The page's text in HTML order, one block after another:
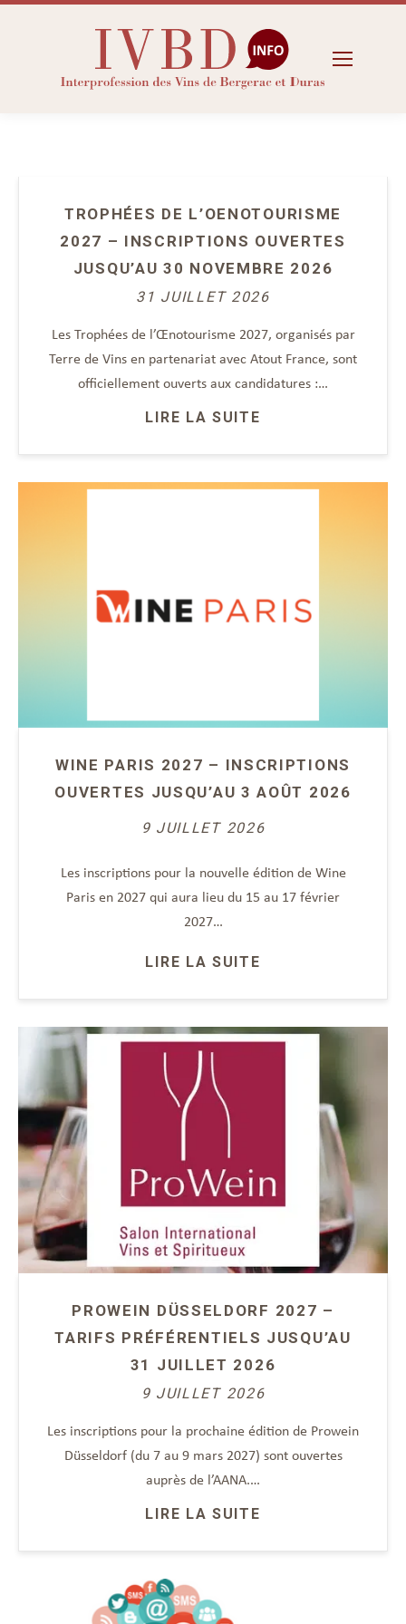
TROPHÉES DE L’OENOTOURISME
2027 – INSCRIPTIONS OUVERTES
JUSQU’AU 30 NOVEMBRE 2026
31 JUILLET 2026
Les Trophées de l’Œnotourisme 2027, organisés par
Terre de Vins en partenariat avec Atout France, sont
officiellement ouverts aux candidatures :…
LIRE LA SUITE
WINE PARIS 2027 – INSCRIPTIONS
OUVERTES JUSQU’AU 3 AOÛT 2026
9 JUILLET 2026
Les inscriptions pour la nouvelle édition de Wine
Paris en 2027 qui aura lieu du 15 au 17 février
2027…
LIRE LA SUITE
PROWEIN DÜSSELDORF 2027 –
TARIFS PRÉFÉRENTIELS JUSQU’AU
31 JUILLET 2026
9 JUILLET 2026
Les inscriptions pour la prochaine édition de Prowein
Düsseldorf (du 7 au 9 mars 2027) sont ouvertes
auprès de l’AANA.…
LIRE LA SUITE